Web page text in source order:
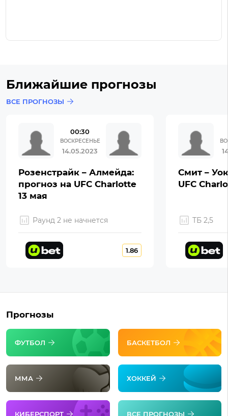
Ближайшие прогнозы
ВСЕ ПРОГНОЗЫ
00:30
ВОСКРЕСЕНЬЕ
14.05.2023
Розенстрайк – Алмейда:
прогноз на UFC Charlotte
13 мая
Раунд 2 не начнется
1.86
Смит –
UFC
ТБ 2,5
Прогнозы
ФУТБОЛ БАСКЕТБОЛ
ММА ХОККЕЙ
КИБЕРСПОРТ ВСЕ ПРОГНОЗЫ